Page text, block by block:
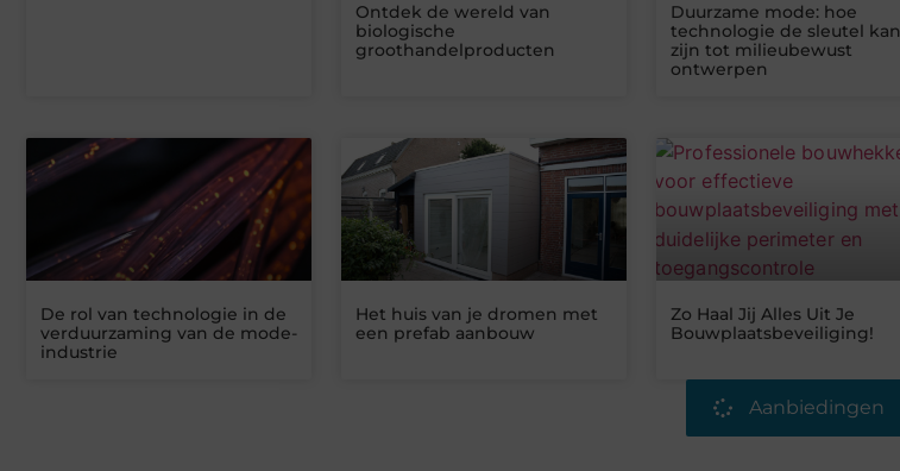
Ontdek de wereld van
biologische
groothandelproducten
Duurzame mode: hoe
technologie de sleutel kan
zijn tot milieubewust
ontwerpen
De rol van technologie in de
verduurzaming van de mode-
industrie
Het huis van je dromen met
een prefab aanbouw
Zo Haal Jij Alles Uit Je
Bouwplaatsbeveiliging!
Aanbiedingen